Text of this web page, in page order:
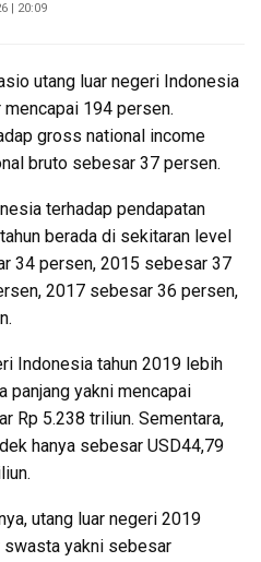
| 20:09
utang luar negeri Indonesia
194 persen.
gross national income
bruto sebesar 37 persen.
terhadap pendapatan
berada di sekitaran level
34 persen, 2015 sebesar 37
2017 sebesar 36 persen,
Indonesia tahun 2019 lebih
panjang yakni mencapai
Rp 5.238 triliun. Sementara,
hanya sebesar USD44,79
utang luar negeri 2019
yakni sebesar